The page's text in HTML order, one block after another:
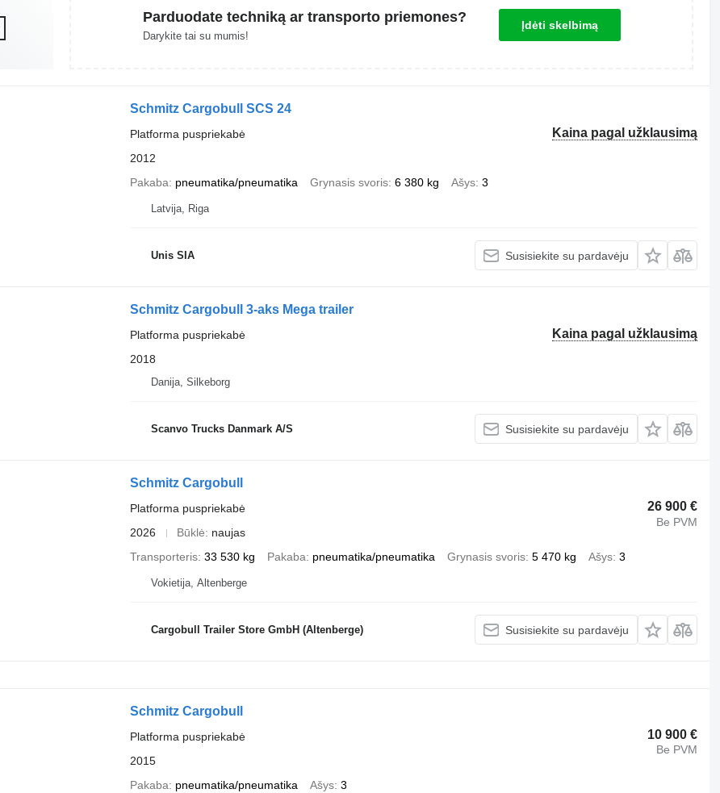
Parduodate techniką ar transporto priemones?
Darykite tai su mumis!
Įdėti skelbimą
Schmitz Cargobull SCS 24
Kaina pagal užklausimą
Platforma puspriekabė
2012
Pakaba
pneumatika/pneumatika Grynasis svoris 6 380 kg Ašys 3
Latvija, Riga
Unis SIA Susisiekite su pardavėju
Schmitz Cargobull 3-aks Mega trailer
Kaina pagal užklausimą
Platforma puspriekabė
2018
Danija, Silkeborg
Scanvo Trucks Danmark A/S Susisiekite su pardavėju
Schmitz Cargobull
26 900 €
Be PVM
Platforma puspriekabė
2026
Būklė
naujas
Transporteris 33 530 kg Pakaba pneumatika/pneumatika Grynasis svoris 5 470 kg Ašys 3
Vokietija, Altenberge
Cargobull Trailer Store GmbH (Altenberge) Susisiekite su pardavėju
Schmitz Cargobull
10 900 €
Be PVM
Platforma puspriekabė
2015
Pakaba
pneumatika/pneumatika Ašys 3